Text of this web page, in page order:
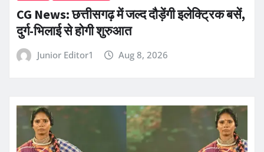
CG News: छत्तीसगढ़ में जल्द दौड़ेंगी इलेक्ट्रिक बसें,
दुर्ग-भिलाई से होगी शुरुआत
Junior Editor1 Aug 8, 2026